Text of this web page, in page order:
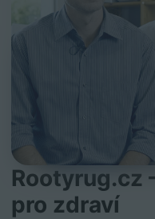
Rootyrug.cz
pro zdraví